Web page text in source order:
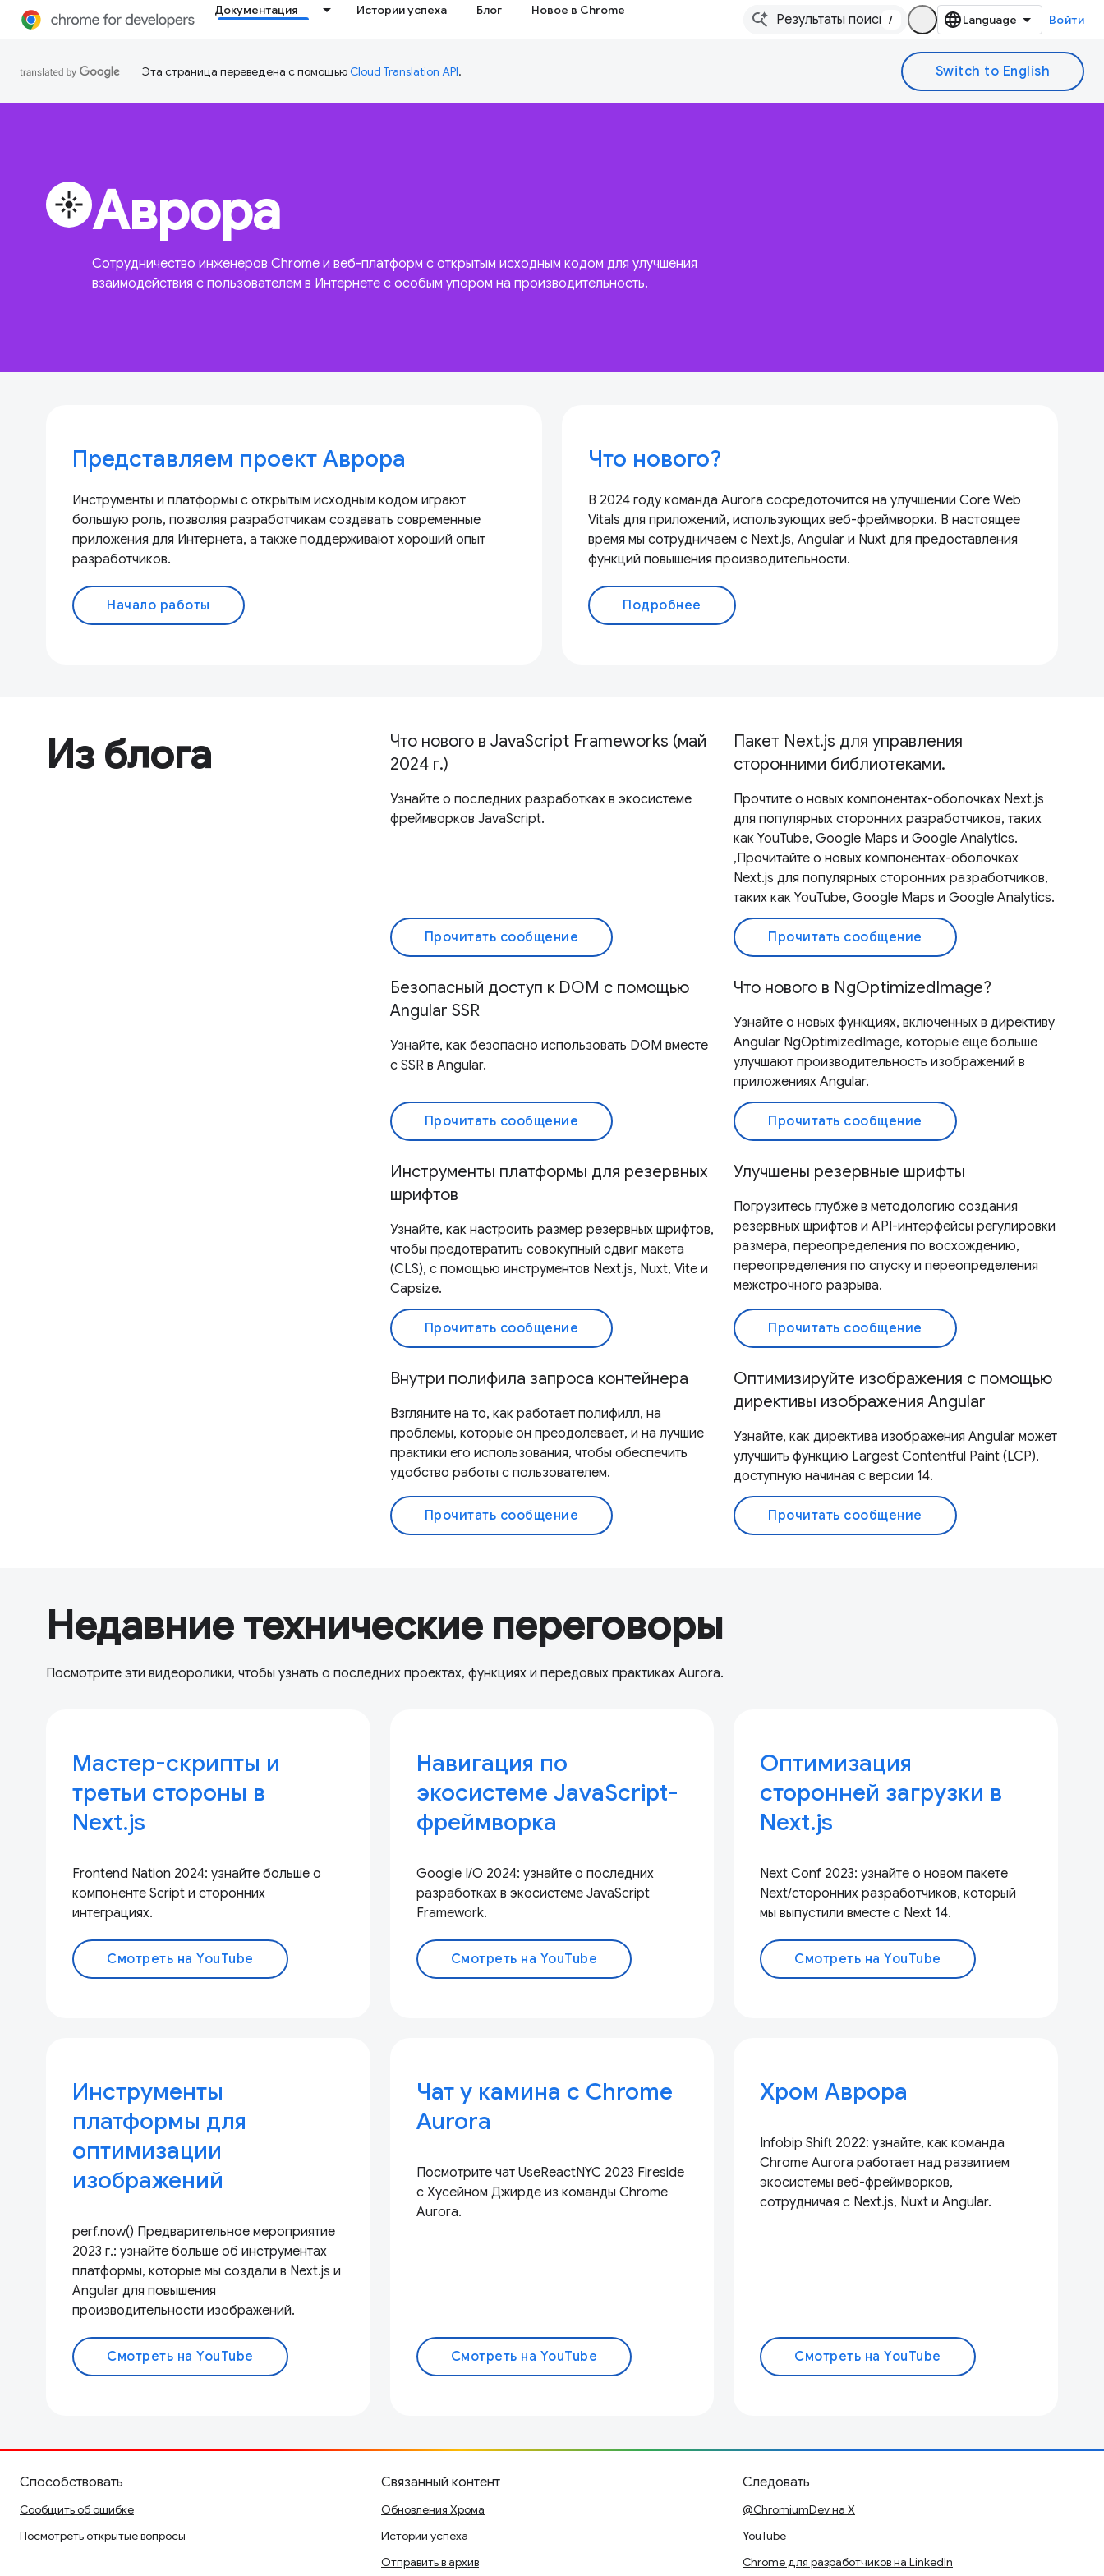
Документация Истории успеха Блог Новое в Chrome
/ Войти
Эта страница переведена с помощьюCloud Translation API.
flare Аврора
Сотрудничество инженеров Chrome и веб-платформ с открытым исходным кодом для улучшения
взаимодействия с пользователем в Интернете с особым упором на производительность.
Представляем проект Аврора
Инструменты и платформы с открытым исходным кодом играют
большую роль, позволяя разработчикам создавать современные
приложения для Интернета, а также поддерживают хороший опыт
разработчиков.
Начало работы
Что нового?
В 2024 году команда Aurora сосредоточится на улучшении Core Web
Vitals для приложений, использующих веб-фреймворки. В настоящее
время мы сотрудничаем с Next.js, Angular и Nuxt для предоставления
функций повышения производительности.
Подробнее
Из блога
Что нового в JavaScript Frameworks (май
2024 г.)
Узнайте о последних разработках в экосистеме
фреймворков JavaScript.
Прочитать сообщение
Пакет Next.js для управления
сторонними библиотеками.
Прочтите о новых компонентах-оболочках Next.js
для популярных сторонних разработчиков, таких
как YouTube, Google Maps и Google Analytics.
,Прочитайте о новых компонентах-оболочках
Next.js для популярных сторонних разработчиков,
таких как YouTube, Google Maps и Google Analytics.
Прочитать сообщение
Безопасный доступ к DOM с помощью
Angular SSR
Узнайте, как безопасно использовать DOM вместе
с SSR в Angular.
Прочитать сообщение
Что нового в NgOptimizedImage?
Узнайте о новых функциях, включенных в директиву
Angular NgOptimizedImage, которые еще больше
улучшают производительность изображений в
приложениях Angular.
Прочитать сообщение
Инструменты платформы для резервных
шрифтов
Узнайте, как настроить размер резервных шрифтов,
чтобы предотвратить совокупный сдвиг макета
(CLS), с помощью инструментов Next.js, Nuxt, Vite и
Capsize.
Прочитать сообщение
Улучшены резервные шрифты
Погрузитесь глубже в методологию создания
резервных шрифтов и API-интерфейсы регулировки
размера, переопределения по восхождению,
переопределения по спуску и переопределения
межстрочного разрыва.
Прочитать сообщение
Внутри полифила запроса контейнера
Взгляните на то, как работает полифилл, на
проблемы, которые он преодолевает, и на лучшие
практики его использования, чтобы обеспечить
удобство работы с пользователем.
Прочитать сообщение
Оптимизируйте изображения с помощью
директивы изображения Angular
Узнайте, как директива изображения Angular может
улучшить функцию Largest Contentful Paint (LCP),
доступную начиная с версии 14.
Прочитать сообщение
Недавние технические переговоры
Посмотрите эти видеоролики, чтобы узнать о последних проектах, функциях и передовых практиках Aurora.
Мастер-скрипты и
третьи стороны в
Next.js
Frontend Nation 2024: узнайте больше о
компоненте Script и сторонних
интеграциях.
Смотреть на YouTube
Навигация по
экосистеме JavaScript-
фреймворка
Google I/O 2024: узнайте о последних
разработках в экосистеме JavaScript
Framework.
Смотреть на YouTube
Оптимизация
сторонней загрузки в
Next.js
Next Conf 2023: узнайте о новом пакете
Next/сторонних разработчиков, который
мы выпустили вместе с Next 14.
Смотреть на YouTube
Инструменты
платформы для
оптимизации
изображений
perf.now() Предварительное мероприятие
2023 г.: узнайте больше об инструментах
платформы, которые мы создали в Next.js и
Angular для повышения
производительности изображений.
Смотреть на YouTube
Чат у камина с Chrome
Aurora
Посмотрите чат UseReactNYC 2023 Fireside
с Хусейном Джирде из команды Chrome
Aurora.
Смотреть на YouTube
Хром Аврора
Infobip Shift 2022: узнайте, как команда
Chrome Aurora работает над развитием
экосистемы веб-фреймворков,
сотрудничая с Next.js, Nuxt и Angular.
Смотреть на YouTube
Способствовать
Сообщить об ошибке
Посмотреть открытые вопросы
Связанный контент
Обновления Хрома
Истории успеха
Отправить в архив
Следовать
@ChromiumDev на X
YouTube
Chrome для разработчиков на LinkedIn